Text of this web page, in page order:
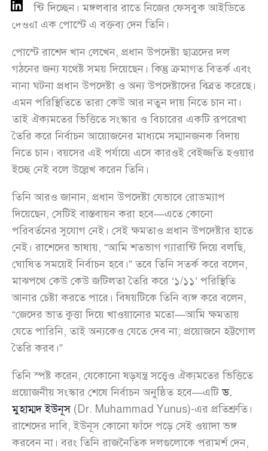
গ্যারান্টি দিচ্ছেন। মঙ্গলবার রাতে নিজের ফেসবুক আইডিতে
দেওয়া এক পোস্টে এ বক্তব্য দেন তিনি।
পোস্টে রাশেদ খান লেখেন, প্রধান উপদেষ্টা ছাত্রদের দল
গঠনের জন্য যথেষ্ট সময় দিয়েছেন। কিন্তু ক্রমাগত বিতর্ক এবং
নানা ঘটনা প্রধান উপদেষ্টা ও অন্য উপদেষ্টাদের বিব্রত করেছে।
এমন পরিস্থিতিতে তারা কেউ আর নতুন দায় নিতে চান না।
তাই ঐক্যমতের ভিত্তিতে সংস্কার ও বিচারের একটি রূপরেখা
তৈরি করে নির্বাচন আয়োজনের মাধ্যমে সম্মানজনক বিদায়
নিতে চান। বয়সের এই পর্যায়ে এসে কারওই বেইজ্জতি হওয়ার
ইচ্ছে নেই বলে উল্লেখ করেন তিনি।
তিনি আরও জানান, প্রধান উপদেষ্টা যেভাবে রোডম্যাপ
দিয়েছেন, সেটিই বাস্তবায়ন করা হবে—এতে কোনো
পরিবর্তনের সুযোগ নেই। সেই ক্ষমতাও প্রধান উপদেষ্টার হাতে
নেই। রাশেদের ভাষায়, “আমি শতভাগ গ্যারান্টি দিয়ে বলছি,
ঘোষিত সময়েই নির্বাচন হবে।” তবে তিনি সতর্ক করে বলেন,
মাঝপথে কেউ কেউ জটিলতা তৈরি করে ‘১/১১’ পরিস্থিতি
আনার চেষ্টা করতে পারে। বিষয়টিকে তিনি ব্যঙ্গ করে বলেন,
“জেদের ভাত কুত্তা দিয়ে খাওয়ানোর মতো—আমি ক্ষমতায়
যেতে পারিনি, তাই অন্যকেও যেতে দেব না; প্রয়োজনে হট্টগোল
তৈরি করব।”
তিনি স্পষ্ট করেন, যেকোনো ষড়যন্ত্র সত্ত্বেও ঐক্যমতের ভিত্তিতে
প্রয়োজনীয় সংস্কার শেষে নির্বাচন অনুষ্ঠিত হবে—এটিড.
মুহাম্মদ ইউনূস(Dr. Muhammad Yunus)-এর প্রতিশ্রুতি।
রাশেদের দাবি, ইউনূস কোনো ফাঁদে পড়ে সেই ওয়াদা ভঙ্গ
করবেন না। বরং তিনি রাজনৈতিক দলগুলোকে পরামর্শ দেন,